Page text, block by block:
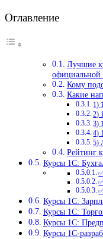
Оглавление
Лучшие
официальной
Кому
Какие
1)
2)
3)
4)
5)
Рейтинг
Курсы 1С:
Курсы 1С:
Курсы 1С:
Курсы 1С:
Курсы 1С-